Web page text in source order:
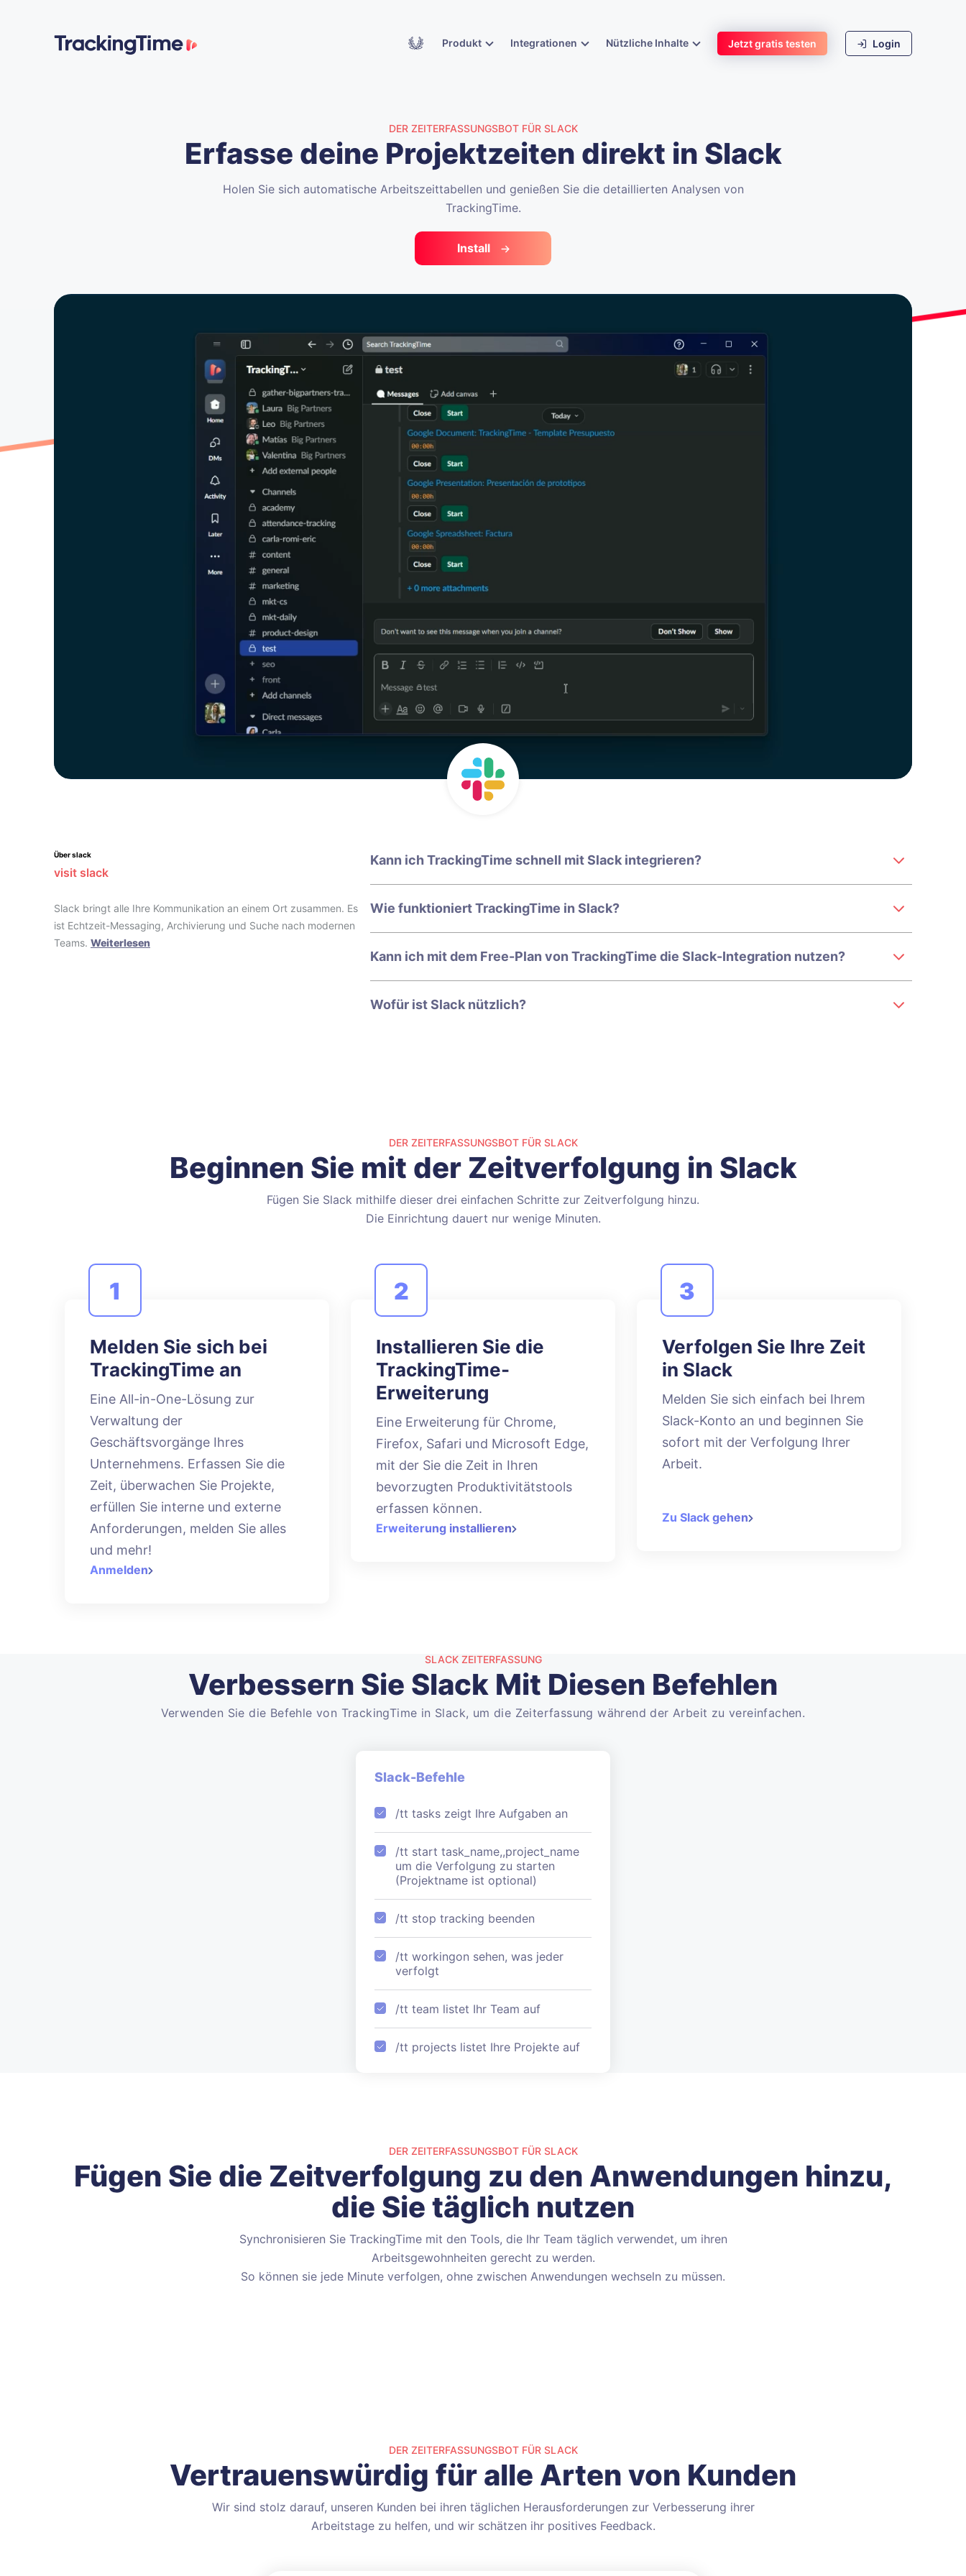
AcademyProdukt Integrationen Nützliche Inhalte Jetzt gratis testen Login
DER ZEITERFASSUNGSBOT FÜR SLACK
Erfasse deine Projektzeiten direkt in Slack
Holen Sie sich automatische Arbeitszeittabellen und genießen Sie die detaillierten Analysen von
TrackingTime.
Install
Über slack
visit slack
Slack bringt alle Ihre Kommunikation an einem Ort zusammen. Es
ist Echtzeit-Messaging, Archivierung und Suche nach modernen
Teams. Weiterlesen
Kann ich TrackingTime schnell mit Slack integrieren?
Wie funktioniert TrackingTime in Slack?
Kann ich mit dem Free-Plan von TrackingTime die Slack-Integration nutzen?
Wofür ist Slack nützlich?
DER ZEITERFASSUNGSBOT FÜR SLACK
Beginnen Sie mit der Zeitverfolgung in Slack
Fügen Sie Slack mithilfe dieser drei einfachen Schritte zur Zeitverfolgung hinzu.
Die Einrichtung dauert nur wenige Minuten.
1
Melden Sie sich bei
TrackingTime an
Eine All-in-One-Lösung zur
Verwaltung der
Geschäftsvorgänge Ihres
Unternehmens. Erfassen Sie die
Zeit, überwachen Sie Projekte,
erfüllen Sie interne und externe
Anforderungen, melden Sie alles
und mehr!
Anmelden
2
Installieren Sie die
TrackingTime-
Erweiterung
Eine Erweiterung für Chrome,
Firefox, Safari und Microsoft Edge,
mit der Sie die Zeit in Ihren
bevorzugten Produktivitätstools
erfassen können.
Erweiterung installieren
3
Verfolgen Sie Ihre Zeit
in Slack
Melden Sie sich einfach bei Ihrem
Slack-Konto an und beginnen Sie
sofort mit der Verfolgung Ihrer
Arbeit.
Zu Slack gehen
SLACK ZEITERFASSUNG
Verbessern Sie Slack Mit Diesen Befehlen
Verwenden Sie die Befehle von TrackingTime in Slack, um die Zeiterfassung während der Arbeit zu vereinfachen.
Slack-Befehle
/tt tasks zeigt Ihre Aufgaben an
/tt start task_name,,project_name
um die Verfolgung zu starten
(Projektname ist optional)
/tt stop tracking beenden
/tt workingon sehen, was jeder
verfolgt
/tt team listet Ihr Team auf
/tt projects listet Ihre Projekte auf
DER ZEITERFASSUNGSBOT FÜR SLACK
Fügen Sie die Zeitverfolgung zu den Anwendungen hinzu,
die Sie täglich nutzen
Synchronisieren Sie TrackingTime mit den Tools, die Ihr Team täglich verwendet, um ihren
Arbeitsgewohnheiten gerecht zu werden.
So können sie jede Minute verfolgen, ohne zwischen Anwendungen wechseln zu müssen.
DER ZEITERFASSUNGSBOT FÜR SLACK
Vertrauenswürdig für alle Arten von Kunden
Wir sind stolz darauf, unseren Kunden bei ihren täglichen Herausforderungen zur Verbesserung ihrer
Arbeitstage zu helfen, und wir schätzen ihr positives Feedback.